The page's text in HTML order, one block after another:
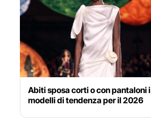
Abiti sposa corti o con pantaloni i
modelli di tendenza per il 2026